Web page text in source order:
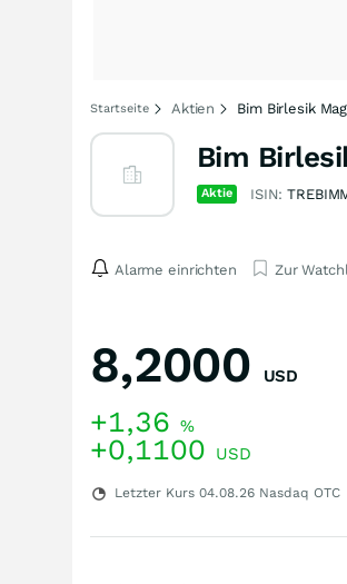
Startseite Aktien Bim Birlesik
Bim
Aktie ISIN:
Alarme einrichten Zur
8,2000 USD
+1,36 %
+0,1100 USD
Letzter Kurs 04.08.26 Nasdaq OTC